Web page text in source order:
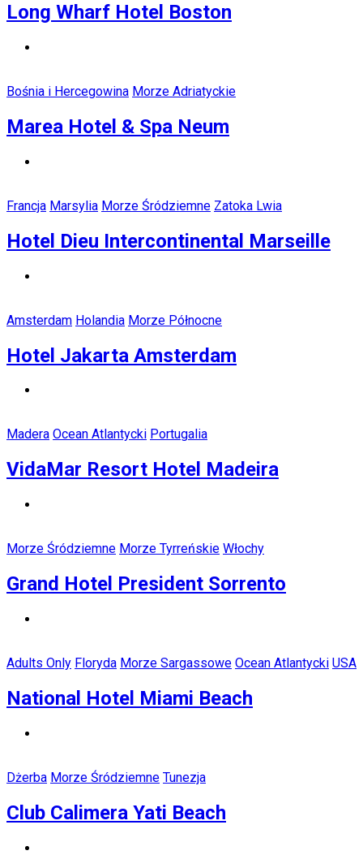
Long Wharf Hotel Boston
Bośnia i Hercegowina Morze Adriatyckie
Marea Hotel & Spa Neum
Francja Marsylia Morze Śródziemne Zatoka Lwia
Hotel Dieu Intercontinental Marseille
Amsterdam Holandia Morze Północne
Hotel Jakarta Amsterdam
Madera Ocean Atlantycki Portugalia
VidaMar Resort Hotel Madeira
Morze Śródziemne Morze Tyrreńskie Włochy
Grand Hotel President Sorrento
Adults Only Floryda Morze Sargassowe Ocean Atlantycki USA
National Hotel Miami Beach
Dżerba Morze Śródziemne Tunezja
Club Calimera Yati Beach